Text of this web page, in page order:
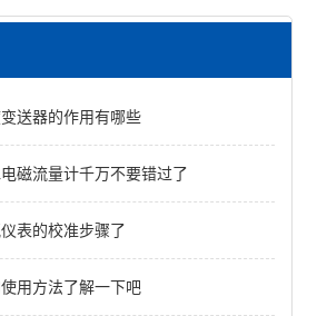
送器的作用有哪些
磁流量计千万不要错过了
表的校准步骤了
用方法了解一下吧